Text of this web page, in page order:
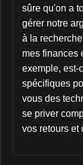
sûre qu'on a
gérer notre
à la
mes finances
exemple, est-
spécifiques
vous des
se priver
vos retours et